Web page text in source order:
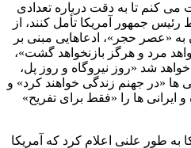
کنم تا به دقت درباره تعدادی
جمهور آمریکا تأمل کنند، از
به «عصر حجر»، ادعاهایی مبنی بر
مرد و هرگز بازنخواهد گشت»،
خواهد شد «روز نیروگاه و روز پل،
ها «در جهنم زندگی خواهند کرد» و
ایرانی ها را «فقط برای تفریح»
به طور علنی اعلام کرد که آمریکا